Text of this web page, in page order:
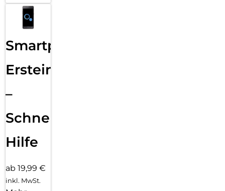
Smartphone
Ersteinrichtung
–
Schnelle
Hilfe
ab 19,99 €
inkl. MwSt.